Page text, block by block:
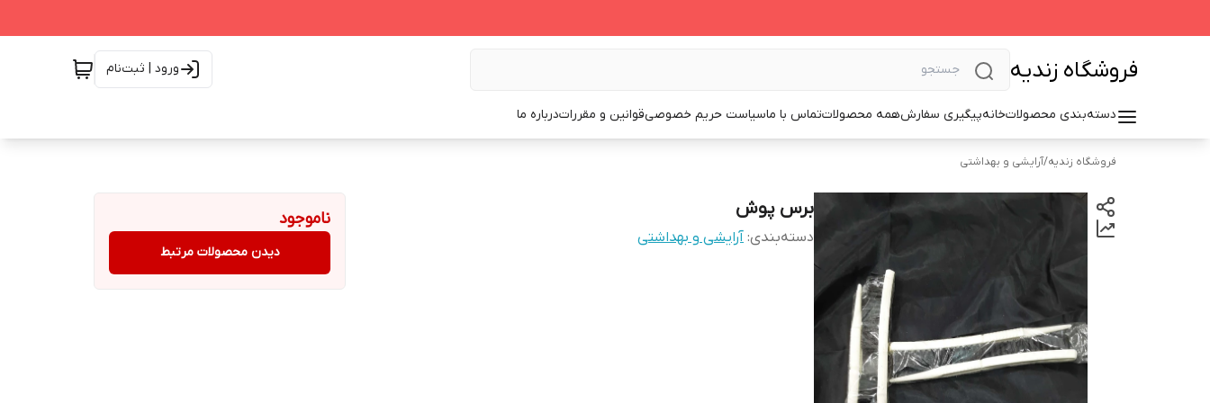
فروشگاه زندیه ورود | ثبت‌نام
دسته‌بندی محصولاتخانهپیگیری سفارشهمه محصولاتتماس با ماسیاست حریم خصوصیقوانین و مقرراتدرباره ما
فروشگاه زندیه/آرایشی و بهداشتی
برس پوش
دسته‌بندی: آرایشی و بهداشتی
ناموجود
دیدن محصولات مرتبط